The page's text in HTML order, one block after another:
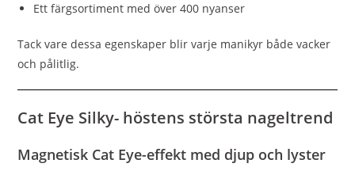
Ett färgsortiment med över 400 nyanser
Tack vare dessa egenskaper blir varje manikyr både vacker
och pålitlig.
Cat Eye Silky- höstens största nageltrend
Magnetisk Cat Eye-effekt med djup och lyster